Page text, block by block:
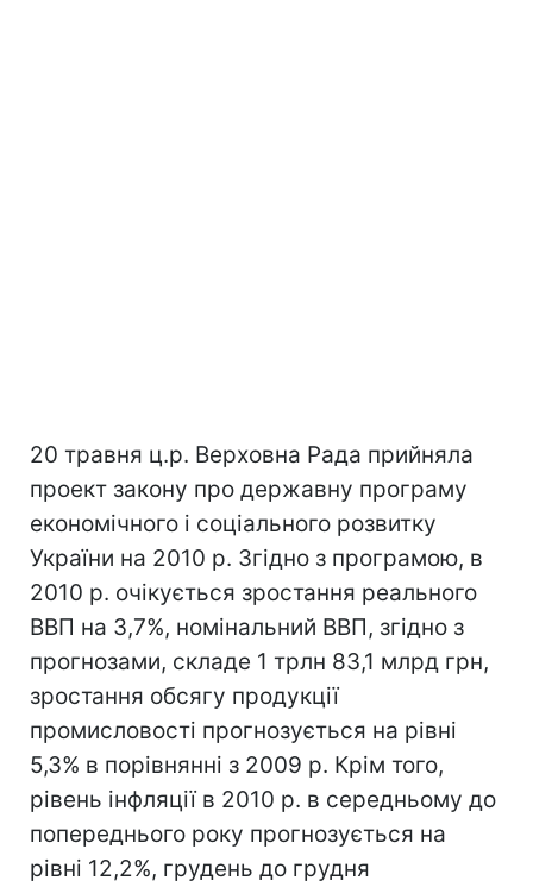
20 травня ц.р. Верховна Рада прийняла
проект закону про державну програму
економічного і соціального розвитку
України на 2010 р. Згідно з програмою, в
2010 р. очікується зростання реального
ВВП на 3,7%, номінальний ВВП, згідно з
прогнозами, складе 1 трлн 83,1 млрд грн,
зростання обсягу продукції
промисловості прогнозується на рівні
5,3% в порівнянні з 2009 р. Крім того,
рівень інфляції в 2010 р. в середньому до
попереднього року прогнозується на
рівні 12,2%, грудень до грудня